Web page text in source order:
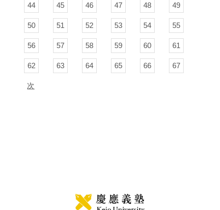
44 45 46 47 48 49
50 51 52 53 54 55
56 57 58 59 60 61
62 63 64 65 66 67
次